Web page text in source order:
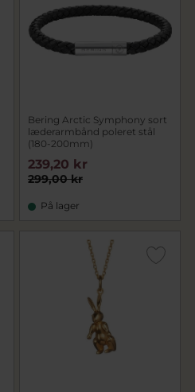
Bering Arctic Symphony sort
læderarmbånd poleret stål
(180-200mm)
299,00 kr
239,20 kr
På lager